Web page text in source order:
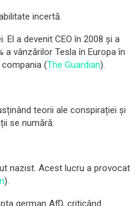
incertă.
a devenit CEO în 2008 și a
vânzărilor Tesla în Europa în
(The Guardian).
teorii ale conspirației și
se numără:
nazist. Acest lucru a provocat
).
german AfD, criticând